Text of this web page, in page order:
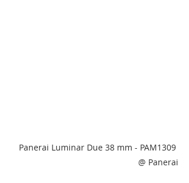
Panerai Luminar Due 38 mm - PAM1309
@ Panerai